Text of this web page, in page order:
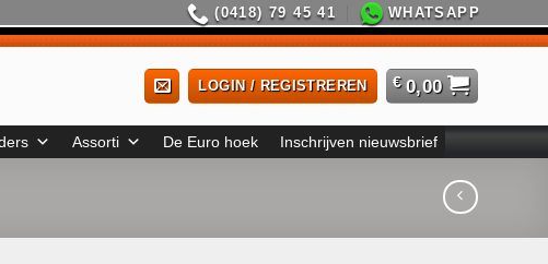
(0418) 79 45 41 WHATSAPP
LOGIN / REGISTREREN € 0,00
Assorti De Euro hoek Inschrijven nieuwsbrief